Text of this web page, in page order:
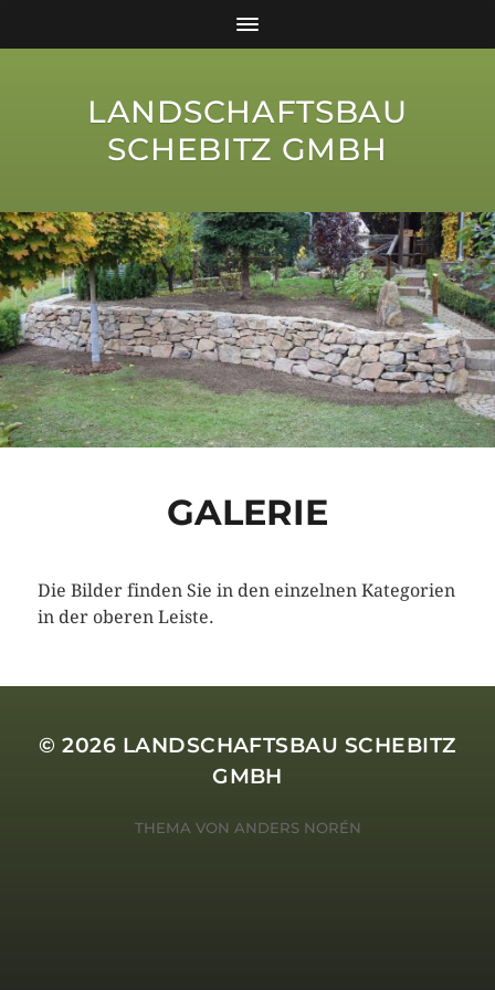
LANDSCHAFTSBAU
SCHEBITZ GMBH
GALERIE
Die Bilder finden Sie in den einzelnen Kategorien
in der oberen Leiste.
© 2026 LANDSCHAFTSBAU SCHEBITZ
GMBH
THEMA VON ANDERS NORÉN